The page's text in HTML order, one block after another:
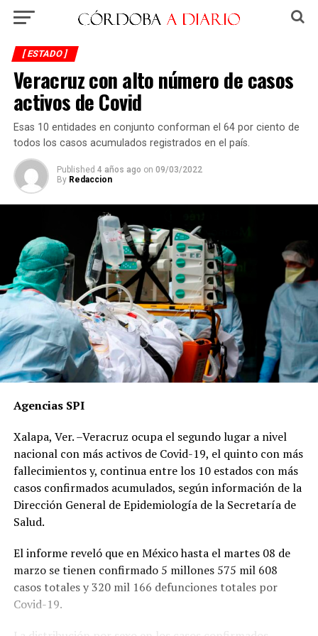
[ ESTADO ]
Veracruz con alto número de casos
activos de Covid
Esas 10 entidades en conjunto conforman el 64 por ciento de
todos los casos acumulados registrados en el país.
Published 4 años ago on 09/03/2022
By Redaccion
Agencias SPI
Xalapa, Ver. –Veracruz ocupa el segundo lugar a nivel
nacional con más activos de Covid-19, el quinto con más
fallecimientos y, continua entre los 10 estados con más
casos confirmados acumulados, según información de la
Dirección General de Epidemiología de la Secretaría de
Salud.
El informe reveló que en México hasta el martes 08 de
marzo se tienen confirmado 5 millones 575 mil 608
casos totales y 320 mil 166 defunciones totales por
Covid-19.